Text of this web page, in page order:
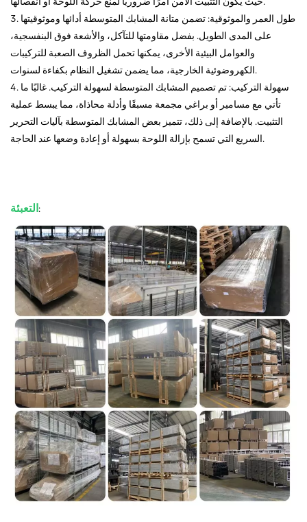
3. طول العمر والموثوقية: تضمن متانة المشابك المتوسطة أدائها وموثوقيتها
على المدى الطويل. بفضل مقاومتها للتآكل، والأشعة فوق البنفسجية،
والعوامل البيئية الأخرى، يمكنها تحمل الظروف الصعبة للتركيبات
الكهروضوئية الخارجية، مما يضمن تشغيل النظام بكفاءة لسنوات.
4. سهولة التركيب: تم تصميم المشابك المتوسطة لسهولة التركيب. غالبًا ما
تأتي مع مسامير أو براغي مجمعة مسبقًا وأدلة محاذاة، مما يبسط عملية
التثبيت. بالإضافة إلى ذلك، تتميز بعض المشابك المتوسطة بآليات التحرير
السريع التي تسمح بإزالة اللوحة بسهولة أو إعادة وضعها عند الحاجة.
التعبئة :